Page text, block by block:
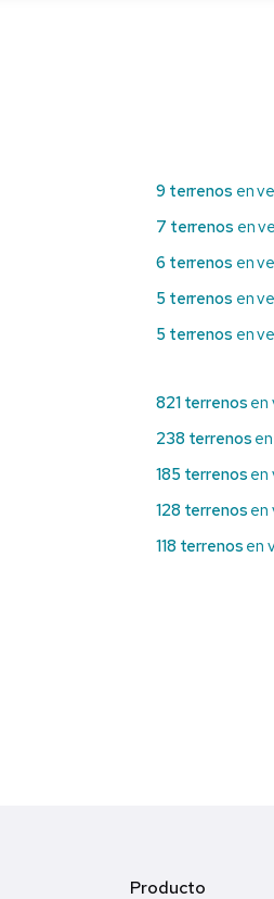
9 terrenos en
7 terrenos en
6 terrenos en
5 terrenos en
5 terrenos en
821 terrenos en
238 terrenos
185 terrenos en
128 terrenos en
118 terrenos en
Producto